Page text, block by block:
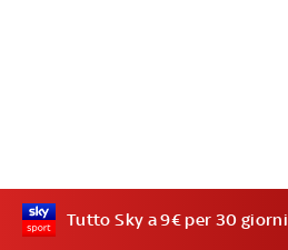
Tutto Sky a 9€ per 30 giorni